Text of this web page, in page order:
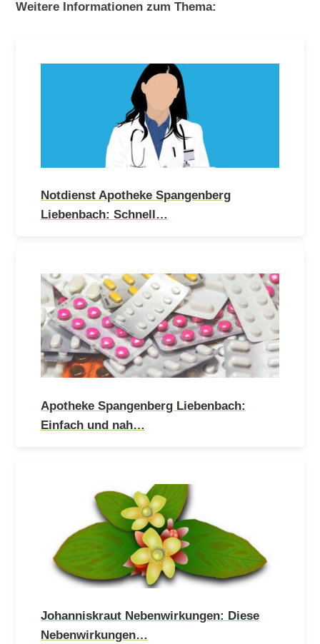
Weitere Informationen zum Thema:
Notdienst Apotheke Spangenberg
Liebenbach: Schnell…
Apotheke Spangenberg Liebenbach:
Einfach und nah…
Johanniskraut Nebenwirkungen: Diese
Nebenwirkungen…